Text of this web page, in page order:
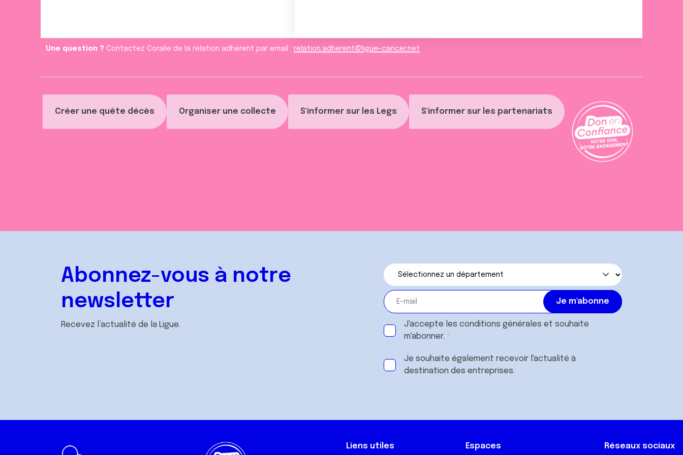
Créer une quête décès Organiser une collecte S'informer sur les Legs S'informer sur les partenariats
Une question ? Contactez Coralie de la relation adhèrent par email : relation.adherent@ligue-cancer.net
Abonnez-vous à notre
newsletter
Recevez l’actualité de la Ligue. J'accepte les conditions générales et souhaite
m'abonner.
Je souhaite également recevoir l'actualité à
destination des entreprises.
Liens utiles Espaces Réseaux sociaux